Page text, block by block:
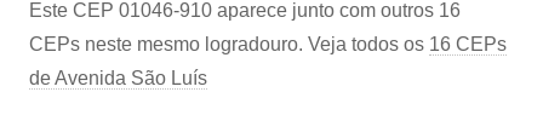
Este CEP 01046-910 aparece junto com outros 16
CEPs neste mesmo logradouro. Veja todos os 16 CEPs
de Avenida São Luís